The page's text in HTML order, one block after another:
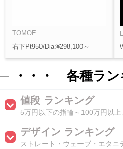
TOMOE
右下Pt950/Dia:¥298,100～
・・・ 各種ラ
値段 ランキング
5万円以下の指輪～100万円以上
デザイン ランキング
ストレート・ウェーブ・エタニ